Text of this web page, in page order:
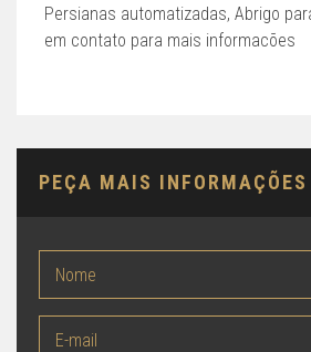
Persianas automatizadas, Abrigo
em contato para mais informacões
PEÇA MAIS INFORMAÇÕES